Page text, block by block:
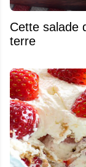
Cette salade
terre